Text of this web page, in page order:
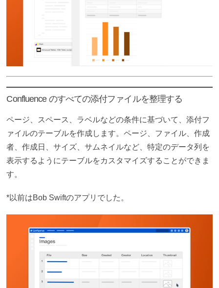
Confluence のすべての添付ファイルを整理する
ページ、スペース、ラベルなどの条件に基づいて、添付フ
ァイルのテーブルを作成します。ページ、ファイル、作成
者、作成日、サイズ、サムネイルなど、特定のデータ列を
表示するようにテーブルをカスタマイズすることができま
す。
*以前はBob Swiftのアプリでした。